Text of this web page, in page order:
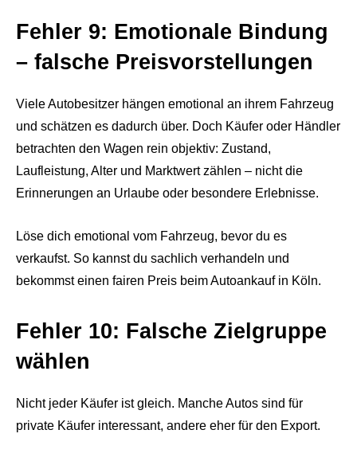
Fehler 9: Emotionale Bindung
– falsche Preisvorstellungen
Viele Autobesitzer hängen emotional an ihrem Fahrzeug
und schätzen es dadurch über. Doch Käufer oder Händler
betrachten den Wagen rein objektiv: Zustand,
Laufleistung, Alter und Marktwert zählen – nicht die
Erinnerungen an Urlaube oder besondere Erlebnisse.
Löse dich emotional vom Fahrzeug, bevor du es
verkaufst. So kannst du sachlich verhandeln und
bekommst einen fairen Preis beim Autoankauf in Köln.
Fehler 10: Falsche Zielgruppe
wählen
Nicht jeder Käufer ist gleich. Manche Autos sind für
private Käufer interessant, andere eher für den Export.